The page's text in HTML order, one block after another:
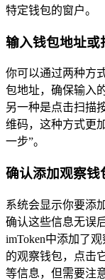
特定钱包的窗户。
输入钱包地址或
你可以通过两种方
包地址，确保输入
另一种是点击扫描
维码，这种方式更
一步”。
确认添加观察钱
系统会显示你要添
确认这些信息无误
imToken中添加了
的观察钱包，点击
等信息，但需要注